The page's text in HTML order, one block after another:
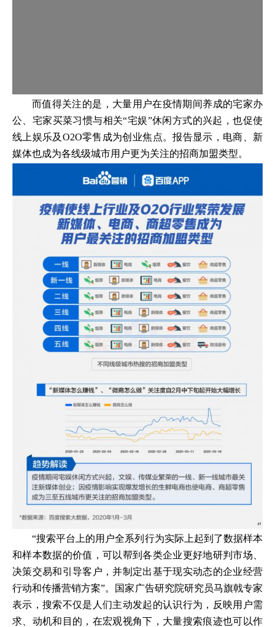
而值得关注的是，大量用户在疫情期间养成的宅家办
公、宅家买菜习惯与相关“宅娱”休闲方式的兴起，也促使
线上娱乐及O2O零售成为创业焦点。报告显示，电商、新
媒体也成为各线级城市用户更为关注的招商加盟类型。
“搜索平台上的用户全系列行为实际上起到了数据样本
和样本数据的价值，可以帮到各类企业更好地研判市场、
决策交易和引导客户，并制定出基于现实动态的企业经营
行动和传播营销方案”。国家广告研究院研究员马旗戟专家
表示，搜索不仅是人们主动发起的认识行为，反映用户需
求、动机和目的，在宏观视角下，大量搜索痕迹也可以作